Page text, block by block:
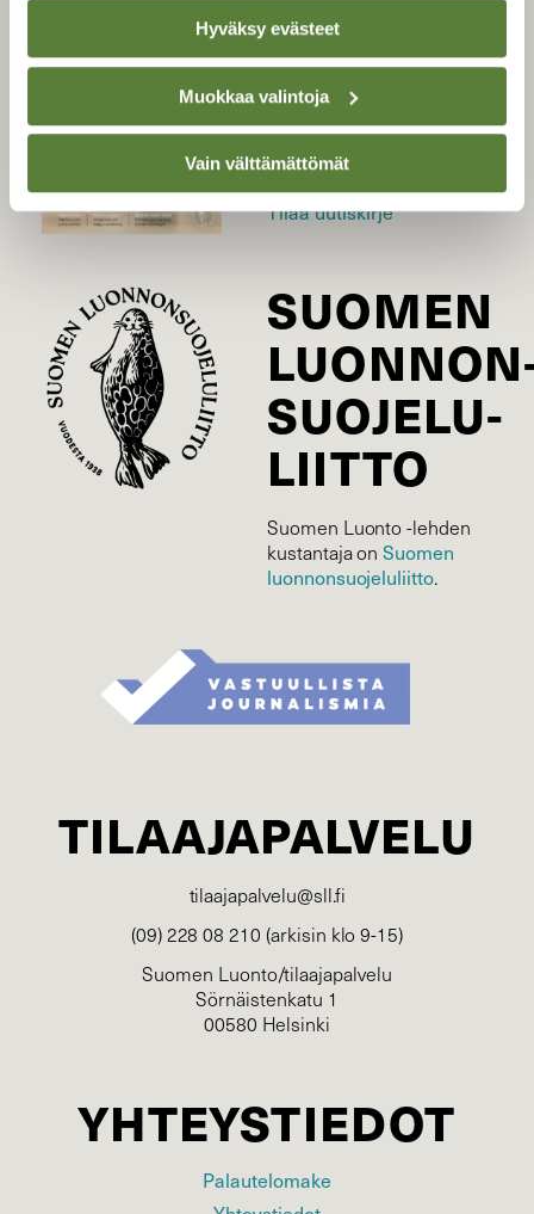
Hyväksy evästeet
Muokkaa valintoja
Vain välttämättömät
Uusin lehti
Tilaa Suomen Luonto
Tilaa digilukuoikeus
Äänestä parasta juttua
Tilaa uutiskirje
SUOMEN
SUOJELU­
LIITTO
Suomen Luonto -lehden
kustantaja onSuomen
luonnonsuojelu­liitto.
TILAAJAPALVELU
tilaajapalvelu@sll.fi
(09) 228 08 210 (arkisin klo 9-15)
Suomen Luonto/tilaajapalvelu
Sörnäistenkatu 1
00580 Helsinki
YHTEYSTIEDOT
Palautelomake